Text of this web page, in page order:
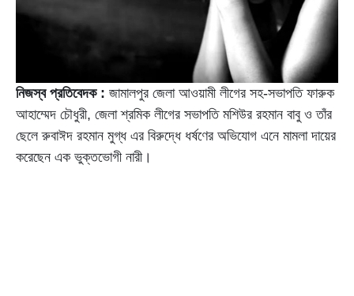
নিজস্ব প্রতিবেদক : জামালপুর জেলা আওয়ামী লীগের সহ-সভাপতি ফারুক
আহাম্মেদ চৌধুরী, জেলা শ্রমিক লীগের সভাপতি মশিউর রহমান বাবু ও তাঁর
ছেলে রুবাঈদ রহমান মুগ্ধ এর বিরুদ্ধে ধর্ষণের অভিযোগ এনে মামলা দায়ের
করেছেন এক ভুক্তভোগী নারী।